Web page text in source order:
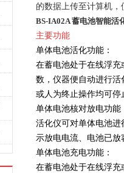
的数据上传至计算机
BS-IA02A 蓄电池智能活
主要功能
单体电池活化功能：
在蓄电池处于在线浮
数，仪器便自动进行
或人为终止操作均可停
单体电池核对放电功能
活化仪可对单体电池
示放电电流、电池已
单体电池充电功能：
在蓄电池处于在线浮